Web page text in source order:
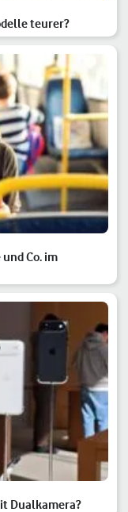
teurer?
Co. im
Dualkamera?